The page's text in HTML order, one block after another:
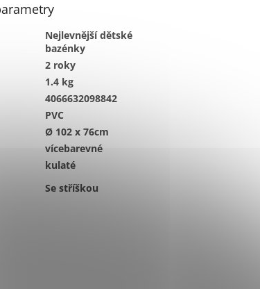
Nejlevnější dětské
bazénky
2 roky
1.4 kg
4066632098842
PVC
Ø 102 x 76cm
vícebarevné
kulaté
Se stříškou